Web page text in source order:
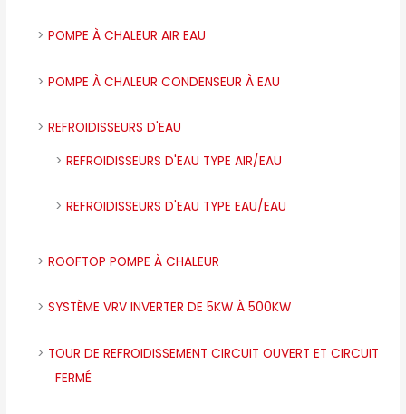
POMPE À CHALEUR AIR EAU
POMPE À CHALEUR CONDENSEUR À EAU
REFROIDISSEURS D'EAU
REFROIDISSEURS D'EAU TYPE AIR/EAU
REFROIDISSEURS D'EAU TYPE EAU/EAU
ROOFTOP POMPE À CHALEUR
SYSTÈME VRV INVERTER DE 5KW À 500KW
TOUR DE REFROIDISSEMENT CIRCUIT OUVERT ET CIRCUIT
FERMÉ